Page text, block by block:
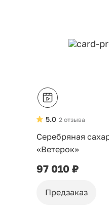
2 отзыва
5.0
Серебряная
«Ветерок»
97 010 ₽
Предзаказ